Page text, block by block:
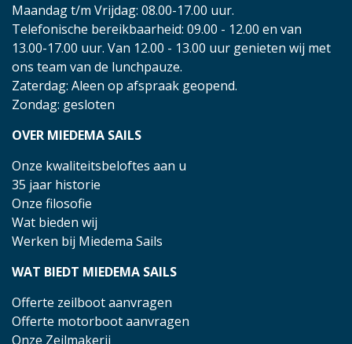
Maandag t/m Vrijdag: 08.00-17.00 uur.
Telefonische bereikbaarheid: 09.00 - 12.00 en van
13.00-17.00 uur. Van 12.00 - 13.00 uur genieten wij met
ons team van de lunchpauze.
Zaterdag: Aleen op afspraak geopend.
Zondag: gesloten
OVER MIEDEMA SAILS
Onze kwaliteitsbeloftes aan u
35 jaar historie
Onze filosofie
Wat bieden wij
Werken bij Miedema Sails
WAT BIEDT MIEDEMA SAILS
Offerte zeilboot aanvragen
Offerte motorboot aanvragen
Onze Zeilmakerij